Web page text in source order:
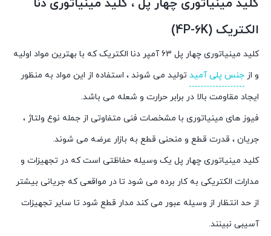
کلید مینیاتوری چهار پل ، کلید مینیاتوری دنا
الکتریک (4P-6K)
کلید مینیاتوری چهار پل 63 آمپر دنا الکتریک که با بهترین مواد اولیه
و از جنس پلی آمید تولید می شوند ، استفاده از این مواد به منظور
ایجاد مقاومت بالا در برابر حرارت و شعله می باشد.
فیوز های مینیاتوری با مشخصات فنی متفاوتی از جمله نوع ولتاژ ،
جریان ، قدرت قطع و منحنی قطع به بازار عرضه می شوند.
کلید مینیاتوری چهار پل یک وسیله حفاظتی است که در تجهیزات و
مدارات الکتریکی به کار برده می شود تا در مواقعی که جریانی بیشتر
از حد انتظار از وسیله عبور می کند مدار قطع شود تا سایر تجهیزات
آسیبی نبینند.